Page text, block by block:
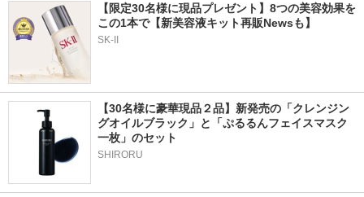
【限定30名様に現品プレゼント】8つの美容効果を
この1本で【新美容液キット再販Newsも】
SK-II
【30名様に豪華現品２品】新発売の「クレンジン
グオイルブラック」と「ぷるるんフェイスマスク
一枚」のセット
SHIRORU